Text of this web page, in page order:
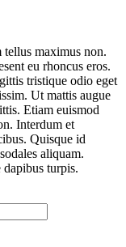
tellus maximus non.
eu rhoncus eros.
tristique odio eget
Ut mattis augue
Etiam euismod
Interdum et
Quisque id
aliquam.
turpis.